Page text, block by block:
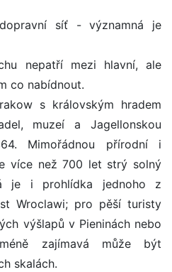
síť - významná je
nepatří mezi hlavní, ale
co nabídnout.
s královským hradem
muzeí a Jagellonskou
Mimořádnou přírodní i
více než 700 let strý solný
je i prohlídka jednoho z
Wroclawi; pro pěší turisty
výšlapů v Pieninách nebo
zajímavá může být
skalách.